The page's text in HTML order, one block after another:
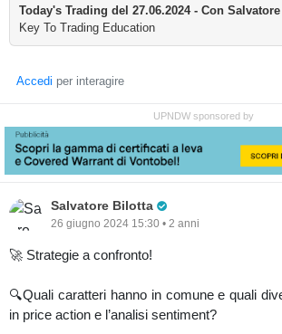
Today's Trading del 27.06.2024 - Con
Key To Trading Education
Accedi per interagire
UPNDW sponsored by
Salvatore Bilotta
26 giugno 2024 15:30 • 2 anni
🚀 Strategie a confronto!
🔍Quali caratteri hanno in comune e quali
in price action e l’analisi sentiment?